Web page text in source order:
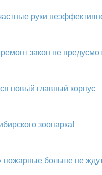
руки
закон не
новый главный корпус
зоопарка!
пожарные больше не